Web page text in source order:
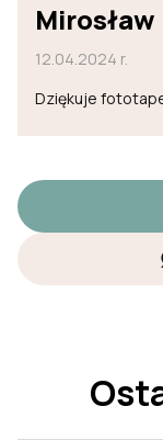
Mirosław
12.04.2024 r.
Dziękuje